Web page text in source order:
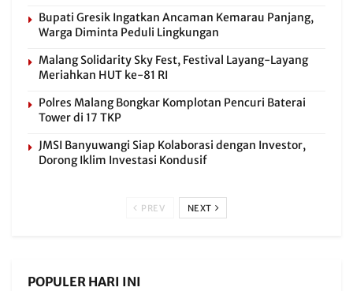
Bupati Gresik Ingatkan Ancaman Kemarau Panjang,
Warga Diminta Peduli Lingkungan
Malang Solidarity Sky Fest, Festival Layang-Layang
Meriahkan HUT ke-81 RI
Polres Malang Bongkar Komplotan Pencuri Baterai
Tower di 17 TKP
JMSI Banyuwangi Siap Kolaborasi dengan Investor,
Dorong Iklim Investasi Kondusif
PREV NEXT
POPULER HARI INI